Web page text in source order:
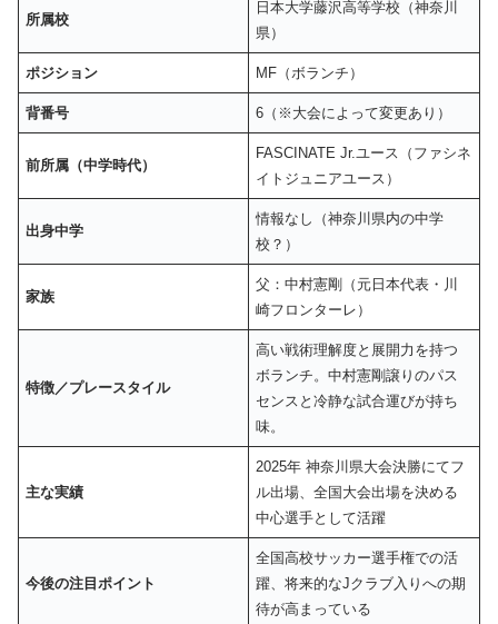
所属校
日本大学藤沢高等学校（神奈川
県）
ポジション MF（ボランチ）
背番号 6（※大会によって変更あり）
前所属（中学時代）
FASCINATE Jr.ユース（ファシネ
イトジュニアユース）
出身中学
情報なし（神奈川県内の中学
校？）
家族
父：中村憲剛（元日本代表・川
崎フロンターレ）
特徴／プレースタイル
高い戦術理解度と展開力を持つ
ボランチ。中村憲剛譲りのパス
センスと冷静な試合運びが持ち
味。
主な実績
2025年 神奈川県大会決勝にてフ
ル出場、全国大会出場を決める
中心選手として活躍
今後の注目ポイント
全国高校サッカー選手権での活
躍、将来的なJクラブ入りへの期
待が高まっている